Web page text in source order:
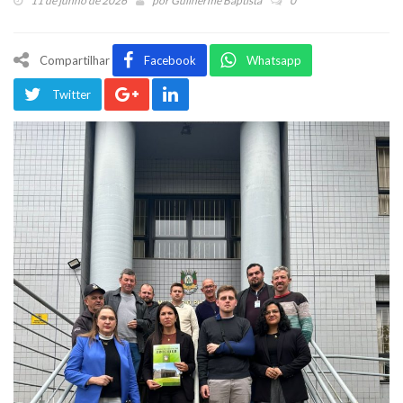
Compartilhar Facebook Whatsapp
Twitter